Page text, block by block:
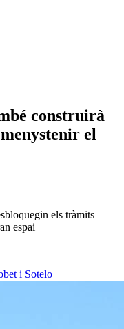
construirà
el
els tràmits
espai
i Sotelo